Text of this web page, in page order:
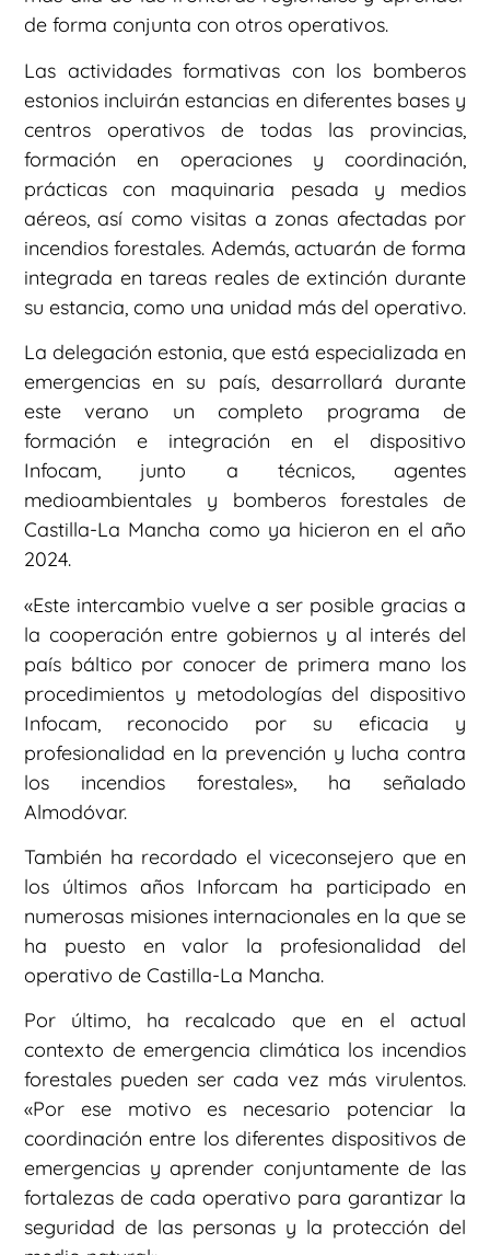
de forma conjunta con otros operativos.
Las actividades formativas con los bomberos
estonios incluirán estancias en diferentes bases y
centros operativos de todas las provincias,
formación en operaciones y coordinación,
prácticas con maquinaria pesada y medios
aéreos, así como visitas a zonas afectadas por
incendios forestales. Además, actuarán de forma
integrada en tareas reales de extinción durante
su estancia, como una unidad más del operativo.
La delegación estonia, que está especializada en
emergencias en su país, desarrollará durante
este verano un completo programa de
formación e integración en el dispositivo
Infocam, junto a técnicos, agentes
medioambientales y bomberos forestales de
Castilla-La Mancha como ya hicieron en el año
2024.
«Este intercambio vuelve a ser posible gracias a
la cooperación entre gobiernos y al interés del
país báltico por conocer de primera mano los
procedimientos y metodologías del dispositivo
Infocam, reconocido por su eficacia y
profesionalidad en la prevención y lucha contra
los incendios forestales», ha señalado
Almodóvar.
También ha recordado el viceconsejero que en
los últimos años Inforcam ha participado en
numerosas misiones internacionales en la que se
ha puesto en valor la profesionalidad del
operativo de Castilla-La Mancha.
Por último, ha recalcado que en el actual
contexto de emergencia climática los incendios
forestales pueden ser cada vez más virulentos.
«Por ese motivo es necesario potenciar la
coordinación entre los diferentes dispositivos de
emergencias y aprender conjuntamente de las
fortalezas de cada operativo para garantizar la
seguridad de las personas y la protección del